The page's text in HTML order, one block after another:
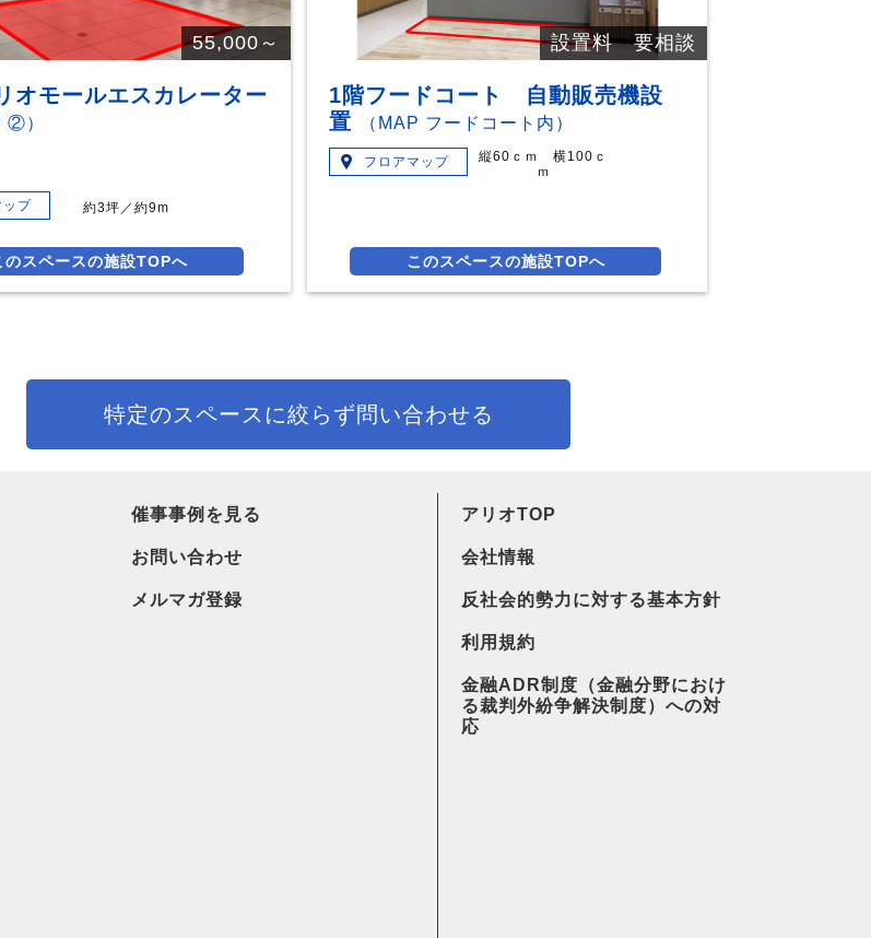
55,000～
オモールエスカレーター
②）
ップ 約3坪／約9m
のスペースの施設TOPへ
設置料 要相談
1階フードコート 自動販売機設
置
（MAP フードコート内）
フロアマップ
縦60ｃｍ 横100ｃ
ｍ
このスペースの施設TOPへ
特定のスペースに絞らず問い合わせる
催事事例を見る
お問い合わせ
メルマガ登録
アリオTOP
会社情報
反社会的勢力に対する基本方針
利用規約
金融ADR制度（金融分野におけ
る裁判外紛争解決制度）への対
応